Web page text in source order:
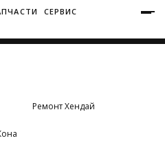
СЕРВИС
Ремонт Хендай